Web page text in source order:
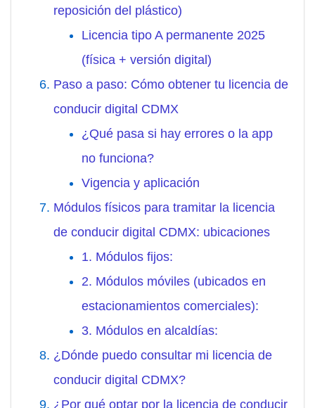
reposición del plástico)
Licencia tipo A permanente 2025
(física + versión digital)
Paso a paso: Cómo obtener tu licencia de
conducir digital CDMX
¿Qué pasa si hay errores o la app
no funciona?
Vigencia y aplicación
Módulos físicos para tramitar la licencia
de conducir digital CDMX: ubicaciones
1. Módulos fijos:
2. Módulos móviles (ubicados en
estacionamientos comerciales):
3. Módulos en alcaldías:
¿Dónde puedo consultar mi licencia de
conducir digital CDMX?
¿Por qué optar por la licencia de conducir